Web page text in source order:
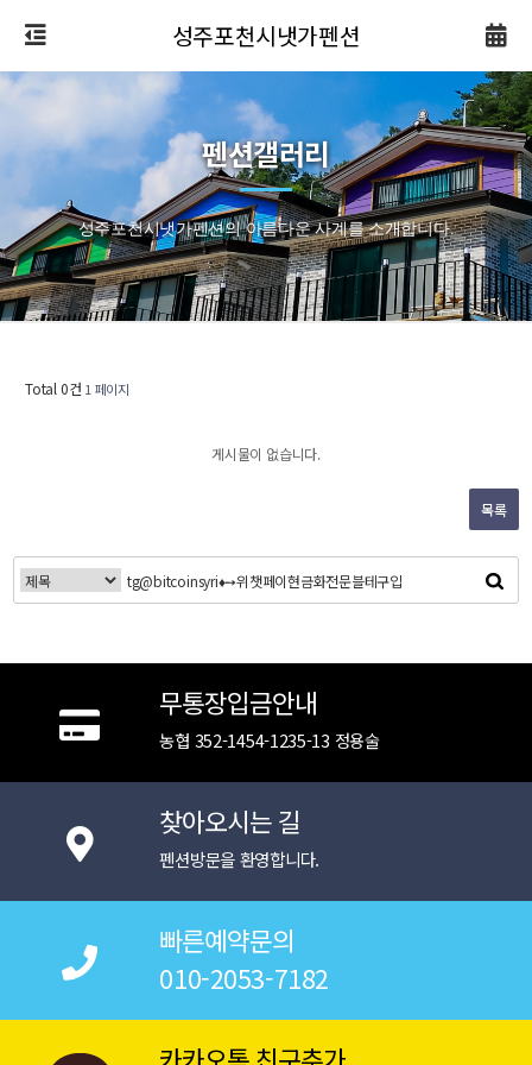
성주포천시냇가펜션
펜션갤러리
성주포천시냇가펜션의 아름다운 사계를 소개합니다.
Total 0건 1 페이지
게시물이 없습니다.
목록
무통장입금안내
농협 352-1454-1235-13 정용술
찾아오시는 길
펜션방문을 환영합니다.
빠른예약문의
010-2053-7182